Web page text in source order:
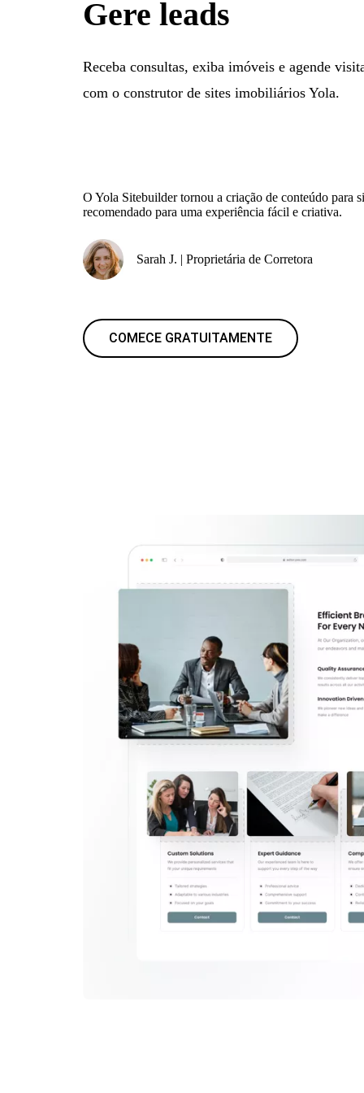
Gere leads
Receba consultas, exiba imóveis e agende
com o construtor de sites imobiliários Yola.
O Yola Sitebuilder tornou a criação de conteúdo para
recomendado para uma experiência fácil e criativa.
Sarah J. | Proprietária de Corretora
COMECE GRATUITAMENTE